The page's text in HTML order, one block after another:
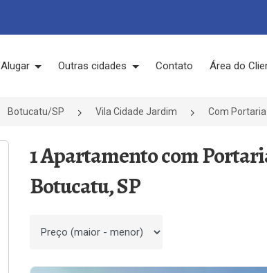
Alugar Outras cidades Contato Área do
Botucatu/SP Vila Cidade Jardim Com
1 Apartamento com
Botucatu, SP
Ordenar por